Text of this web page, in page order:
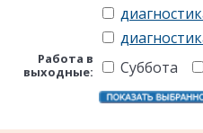
Работа в
выходные:
Суббота